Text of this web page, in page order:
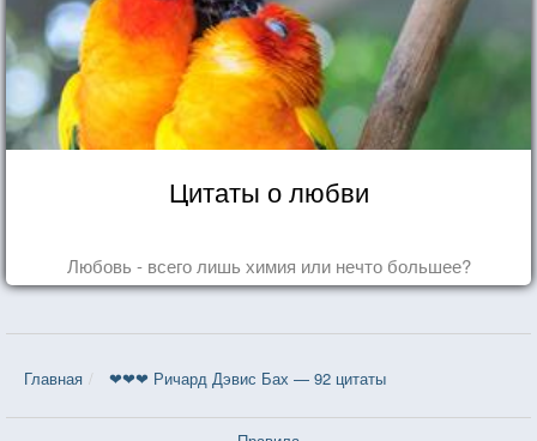
Цитаты о любви
Любовь - всего лишь химия или нечто большее?
Главная ❤❤❤ Ричард Дэвис Бах — 92 цитаты